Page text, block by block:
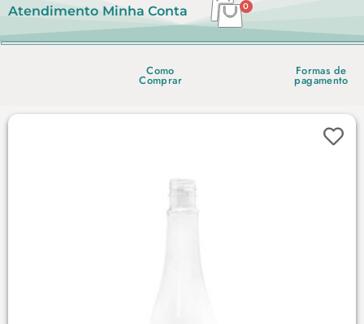
Atendimento Minha Conta 0
Como
Comprar
Formas de
pagamento